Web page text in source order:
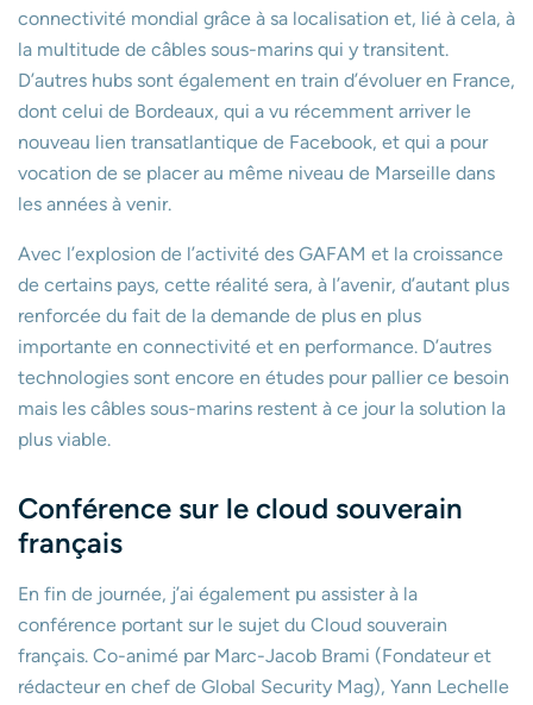
connectivité mondial grâce à sa localisation et, lié à cela, à
la multitude de câbles sous-marins qui y transitent.
D’autres hubs sont également en train d’évoluer en France,
dont celui de Bordeaux, qui a vu récemment arriver le
nouveau lien transatlantique de Facebook, et qui a pour
vocation de se placer au même niveau de Marseille dans
les années à venir.
Avec l’explosion de l’activité des GAFAM et la croissance
de certains pays, cette réalité sera, à l’avenir, d’autant plus
renforcée du fait de la demande de plus en plus
importante en connectivité et en performance. D’autres
technologies sont encore en études pour pallier ce besoin
mais les câbles sous-marins restent à ce jour la solution la
plus viable.
Conférence sur le cloud souverain
français
En fin de journée, j’ai également pu assister à la
conférence portant sur le sujet du Cloud souverain
français. Co-animé par Marc-Jacob Brami (Fondateur et
rédacteur en chef de Global Security Mag), Yann Lechelle